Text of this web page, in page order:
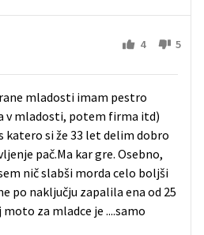
4 5
mladosti imam pestro
v mladosti, potem firma itd)
katero si že 33 let delim dobro
pač.Ma kar gre. Osebno,
nič slabši morda celo boljši
po naključju zapalila ena od 25
za mladce je ....samo